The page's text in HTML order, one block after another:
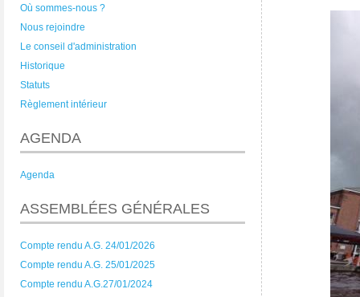
Où sommes-nous ?
Nous rejoindre
Le conseil d'administration
Historique
Statuts
Règlement intérieur
AGENDA
Agenda
ASSEMBLÉES GÉNÉRALES
Compte rendu A.G. 24/01/2026
Compte rendu A.G. 25/01/2025
Compte rendu A.G.27/01/2024